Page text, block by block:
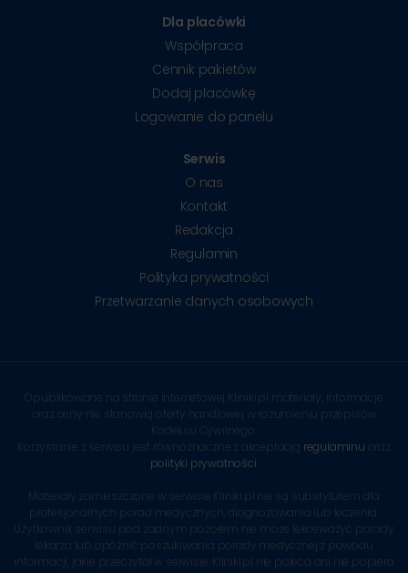
Dla placówki
Współpraca
Cennik pakietów
Dodaj placówkę
Logowanie do panelu
Serwis
O nas
Kontakt
Redakcja
Regulamin
Polityka prywatności
Przetwarzanie danych osobowych
Opublikowane na stronie internetowej Kliniki.pl materiały, informacje
oraz ceny nie stanowią oferty handlowej w rozumieniu przepisów
Kodeksu Cywilnego.
Korzystanie z serwisu jest równoznaczne z akceptacją regulaminu oraz
polityki prywatności
Materiały zamieszczone w serwisie Kliniki.pl nie są substytutem dla
profesjonalnych porad medycznych, diagnozowania lub leczenia.
Użytkownik serwisu pod żadnym pozorem nie może lekceważyć porady
lekarza lub opóźnić poszukiwania porady medycznej z powodu
informacji, jakie przeczytał w serwisie. Kliniki.pl nie poleca ani nie popiera